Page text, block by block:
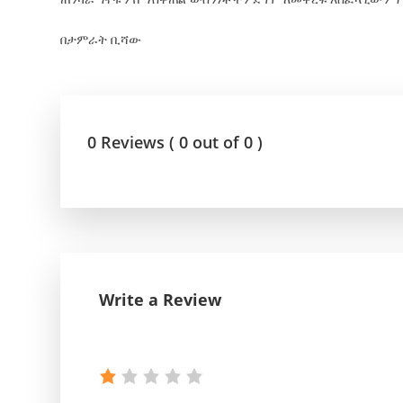
በታምራት ቢሻው
0 Reviews ( 0 out of 0 )
Write a Review